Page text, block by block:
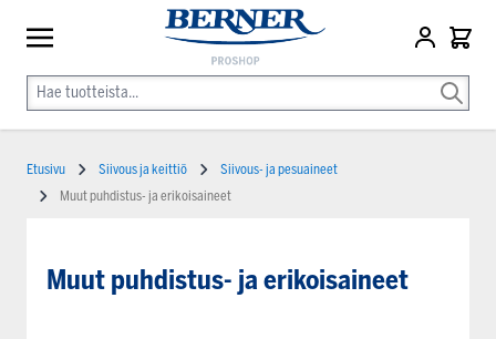
Etusivu Siivous ja keittiö
Siivous- ja pesuaineet
Muut puhdistus- ja erikoisaineet
Muut puhdistus- ja erikoisaineet